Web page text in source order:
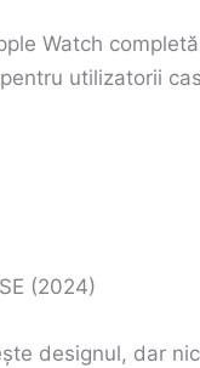
Watch
utilizatorii
designul, dar